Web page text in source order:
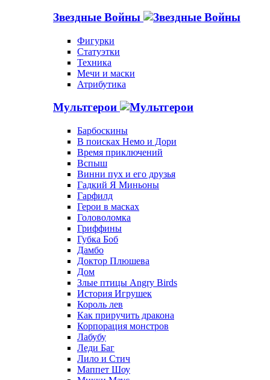
Звездные Войны
Фигурки
Статуэтки
Техника
Мечи и маски
Атрибутика
Мультгерои
Барбоскины
В поисках Немо и Дори
Время приключений
Вспыш
Винни пух и его друзья
Гадкий Я Миньоны
Гарфилд
Герои в масках
Головоломка
Гриффины
Губка Боб
Дамбо
Доктор Плюшева
Дом
Злые птицы Angry Birds
История Игрушек
Король лев
Как приручить дракона
Корпорация монстров
Лабубу
Леди Баг
Лило и Стич
Маппет Шоу